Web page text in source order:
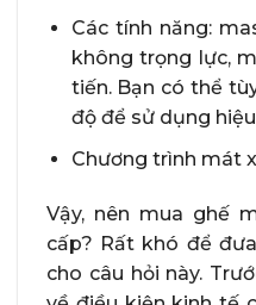
Các tính năng:
không trọng lực,
tiến. Bạn có thể
độ để sử dụng
Chương trình mát
Vậy, nên mua ghế
cấp? Rất khó để
cho câu hỏi này.